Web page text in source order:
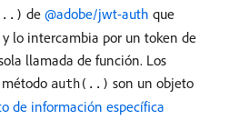
de @adobe/jwt-auth que
lo intercambia por un token de
llamada de función. Los
auth(..) son un objeto
de información específica